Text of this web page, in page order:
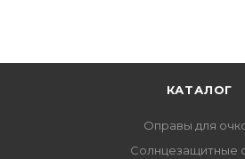
КАТАЛОГ
Оправы для
Солнцезащитные